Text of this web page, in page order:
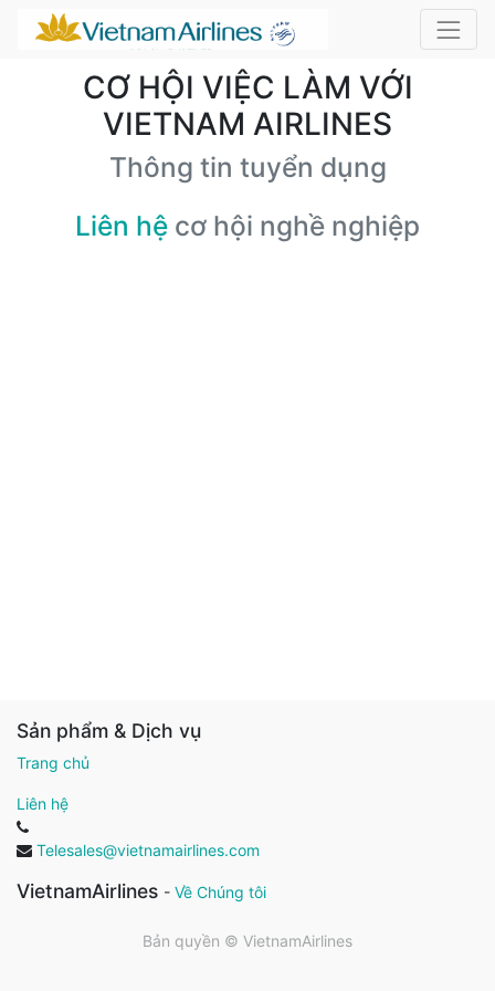
CƠ HỘI VIỆC LÀM VỚI
VIETNAM AIRLINES
Thông tin tuyển dụng
Liên hệ cơ hội nghề nghiệp
Sản phẩm & Dịch vụ
Trang chủ
Liên hệ
Telesales@vietnamairlines.com
VietnamAirlines - Về Chúng tôi
Bản quyền © VietnamAirlines